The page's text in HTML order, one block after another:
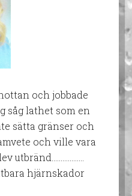
och jobbade
såg lathet som en
sätta gränser och
och ville vara
utbränd……………...
hjärnskador